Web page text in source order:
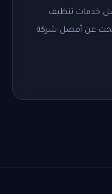
خدمات تنظيف
تبحث عن أفضل شركة